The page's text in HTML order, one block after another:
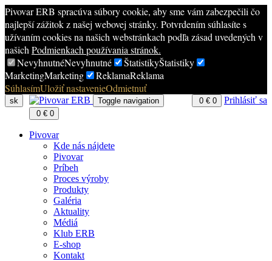
Pivovar ERB spracúva súbory cookie, aby sme vám zabezpečili čo
najlepší zážitok z našej webovej stránky. Potvrdením súhlasíte s
užívaním cookies na našich webstránkach podľa zásad uvedených v
našich Podmienkach používania stránok.
NevyhnutnéNevyhnutné ŠtatistikyŠtatistiky
MarketingMarketing ReklamaReklama
SúhlasímUložiť nastavenieOdmietnuť
sk 0 € 0 Prihlásiť sa
Toggle navigation
0 € 0
Pivovar
Kde nás nájdete
Pivovar
Príbeh
Proces výroby
Produkty
Galéria
Aktuality
Médiá
Klub ERB
E-shop
Kontakt